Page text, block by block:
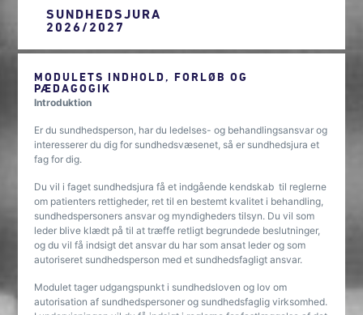
SUNDHEDSJURA
2026/2027
MODULETS INDHOLD, FORLØB OG
PÆDAGOGIK
Introduktion
Er du sundhedsperson, har du ledelses- og behandlingsansvar og
interesserer du dig for sundhedsvæsenet, så er sundhedsjura et
fag for dig.
Du vil i faget sundhedsjura få et indgående kendskab til reglerne
om patienters rettigheder, ret til en bestemt kvalitet i behandling,
sundhedspersoners ansvar og myndigheders tilsyn. Du vil som
leder blive klædt på til at træffe retligt begrundede beslutninger,
og du vil få indsigt det ansvar du har som ansat leder og som
autoriseret sundhedsperson med et sundhedsfagligt ansvar.
Modulet tager udgangspunkt i sundhedsloven og lov om
autorisation af sundhedspersoner og sundhedsfaglig virksomhed.